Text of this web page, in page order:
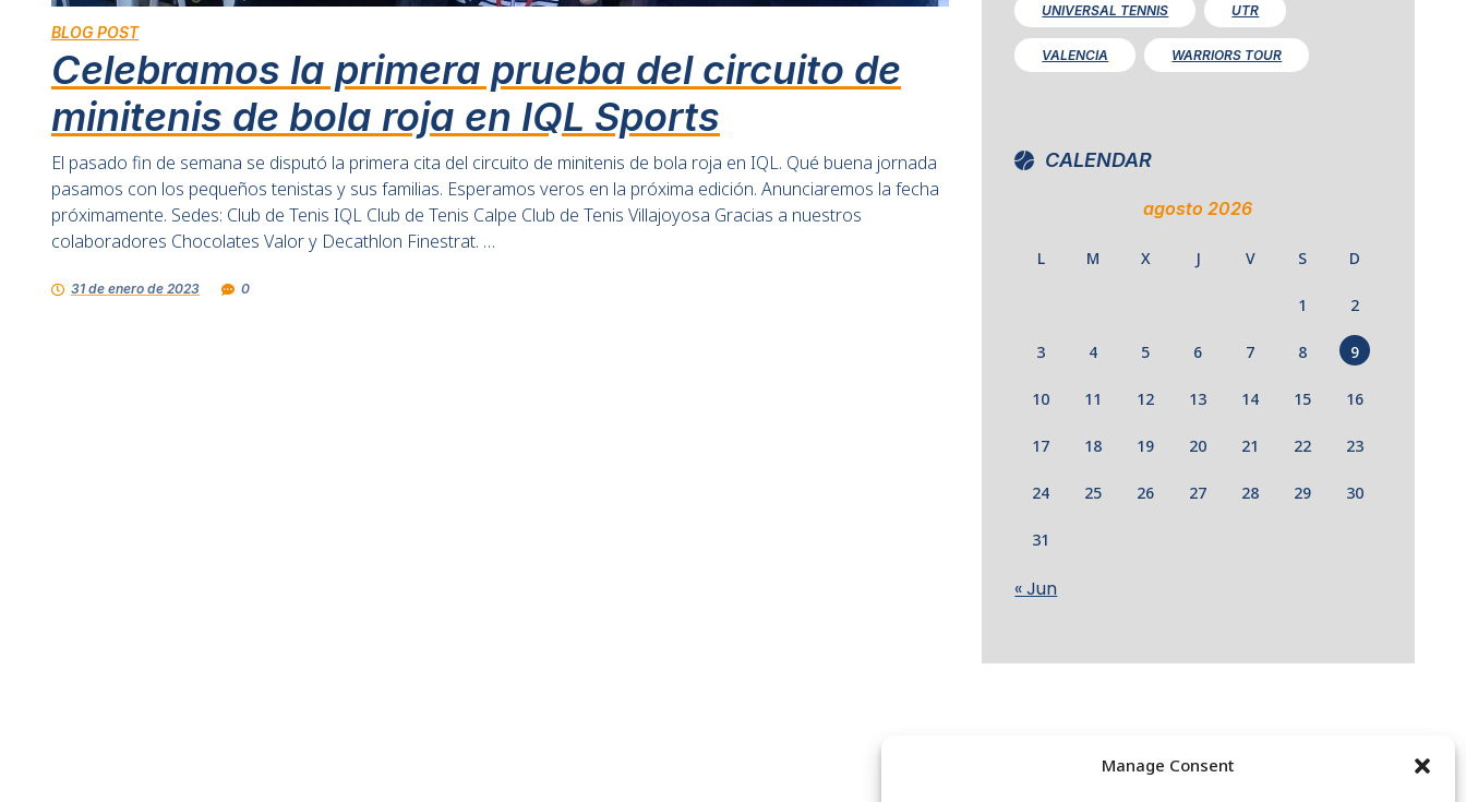
Manage Consent
BLOG POST
Celebramos la primera prueba del circuito de
minitenis de bola roja en IQL Sports
El pasado fin de semana se disputó la primera cita del circuito de minitenis de bola roja en IQL. Qué buena jornada
pasamos con los pequeños tenistas y sus familias. Esperamos veros en la próxima edición. Anunciaremos la fecha
próximamente. Sedes: Club de Tenis IQL Club de Tenis Calpe Club de Tenis Villajoyosa Gracias a nuestros
colaboradores Chocolates Valor y Decathlon Finestrat. …
31 de enero de 2023 0
UNIVERSAL TENNIS UTR
VALENCIA WARRIORS TOUR
CALENDAR
agosto 2026
L M X J V S D
1 2
3 4 5 6 7 8 9
10 11 12 13 14 15 16
17 18 19 20 21 22 23
24 25 26 27 28 29 30
31
« Jun